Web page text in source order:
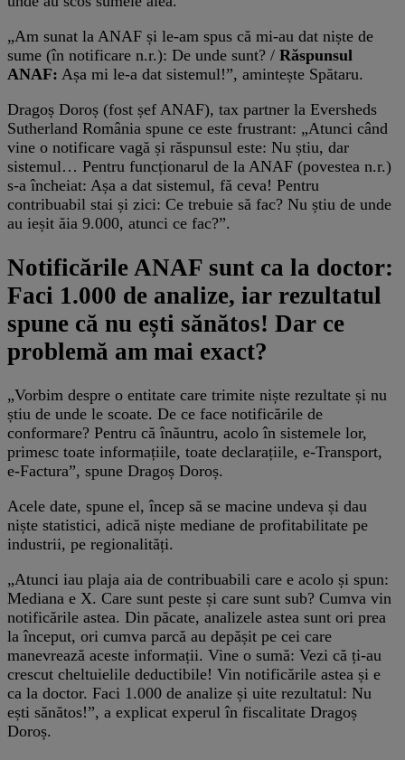
„Am sunat la ANAF și le-am spus că mi-au dat niște de
sume (în notificare n.r.): De unde sunt? / Răspunsul
ANAF: Așa mi le-a dat sistemul!”, amintește Spătaru.
Dragoș Doroș (fost șef ANAF), tax partner la Eversheds
Sutherland România spune ce este frustrant: „Atunci când
vine o notificare vagă și răspunsul este: Nu știu, dar
sistemul… Pentru funcționarul de la ANAF (povestea n.r.)
s-a încheiat: Așa a dat sistemul, fă ceva! Pentru
contribuabil stai și zici: Ce trebuie să fac? Nu știu de unde
au ieșit ăia 9.000, atunci ce fac?”.
Notificările ANAF sunt ca la doctor:
Faci 1.000 de analize, iar rezultatul
spune că nu ești sănătos! Dar ce
problemă am mai exact?
„Vorbim despre o entitate care trimite niște rezultate și nu
știu de unde le scoate. De ce face notificările de
conformare? Pentru că înăuntru, acolo în sistemele lor,
primesc toate informațiile, toate declarațiile, e-Transport,
e-Factura”, spune Dragoș Doroș.
Acele date, spune el, încep să se macine undeva și dau
niște statistici, adică niște mediane de profitabilitate pe
industrii, pe regionalități.
„Atunci iau plaja aia de contribuabili care e acolo și spun:
Mediana e X. Care sunt peste și care sunt sub? Cumva vin
notificările astea. Din păcate, analizele astea sunt ori prea
la început, ori cumva parcă au depășit pe cei care
manevrează aceste informații. Vine o sumă: Vezi că ți-au
crescut cheltuielile deductibile! Vin notificările astea și e
ca la doctor. Faci 1.000 de analize și uite rezultatul: Nu
ești sănătos!”, a explicat experul în fiscalitate Dragoș
Doroș.